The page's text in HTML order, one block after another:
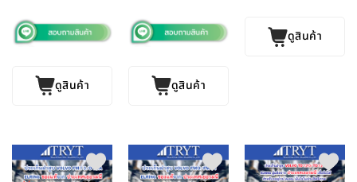
ดูสินค้า
ห้าง
ดูสินค้า
ดูสินค้า